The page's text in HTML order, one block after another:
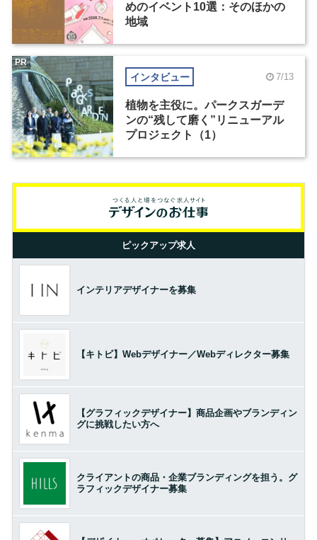
めのイベント10選：そのほかの
地域
インタビュー 7/13
植物を主役に。パークスガーデ
ンの“残して磨く”リニューアル
プロジェクト（1）
PR
ピックアップ求人
インテリアデザイナーを募集
【キトビ】Webデザイナー／Webディレクター募集
【グラフィックデザイナー】商品企画やブランディン
グに挑戦したい方へ
クライアントの商品・企業ブランディングを担う。グ
ラフィックデザイナー募集